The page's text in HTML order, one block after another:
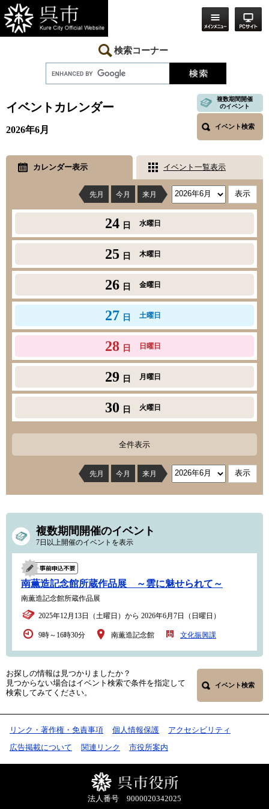
ー
ジ
の
ニ
ュ
ー
へ
検索コーナー
イベントカレンダー
複数期間開催
のイベント
イベント検索
2026年6月
カレンダー表示 イベント一覧表示
先月 今月 来月
24 日 水曜日
25 日 木曜日
26 日 金曜日
27 日 土曜日
28 日 日曜日
29 日 月曜日
30 日 火曜日
全件表示
先月 今月 来月
複数期間開催のイベント
7日以上開催のイベントを表示
南薫造記念館所蔵作品展 ～雲に魅せられて～
南薫造記念館所蔵作品展
2025年12月13日（土曜日）から 2026年6月7日（日曜日）
9時～16時30分 南薫造記念館 文化振興課
お探しの情報は見つかりましたか？
見つからない場合はイベント検索で条件を指定して
検索してみてください。
イベント検索
リンク・著作権・免責事項 個人情報保護 アクセシビリティ
広告掲載について 関連リンク 市役所案内
法人番号 9000020342025